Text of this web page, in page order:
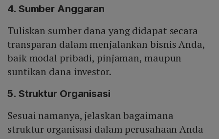
4. Sumber Anggaran
Tuliskan sumber dana yang didapat secara
transparan dalam menjalankan bisnis Anda,
baik modal pribadi, pinjaman, maupun
suntikan dana investor.
5. Struktur Organisasi
Sesuai namanya, jelaskan bagaimana
struktur organisasi dalam perusahaan Anda